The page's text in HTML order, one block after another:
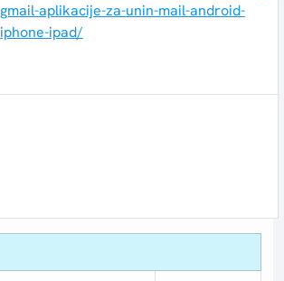
gmail-aplikacije-za-unin-mail-android-
iphone-ipad/